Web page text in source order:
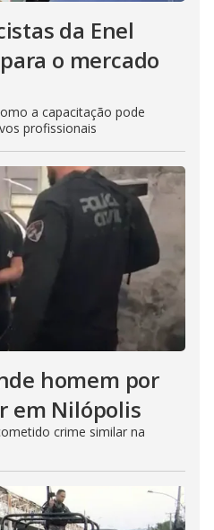
da Enel
o mercado
a capacitação pode
profissionais
homem por
em Nilópolis
crime similar na